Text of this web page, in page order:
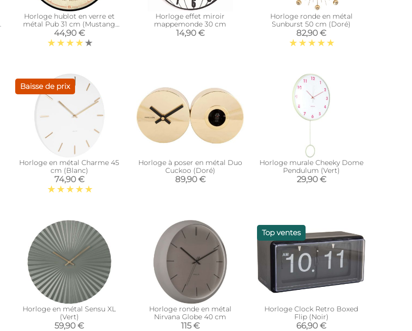
Horloge hublot en verre et
métal Pub 31 cm (Mustang
rouge)
44,90 €
Horloge effet miroir
mappemonde 30 cm
14,90 €
Horloge ronde en métal
Sunburst 50 cm (Doré)
82,90 €
Baisse de prix
Horloge en métal Charme 45
cm (Blanc)
74,90 €
Horloge à poser en métal Duo
Cuckoo (Doré)
89,90 €
Horloge murale Cheeky Dome
Pendulum (Vert)
29,90 €
Horloge en métal Sensu XL
(Vert)
59,90 €
Horloge ronde en métal
Nirvana Globe 40 cm
115 €
Top ventes
Horloge Clock Retro Boxed
Flip (Noir)
66,90 €